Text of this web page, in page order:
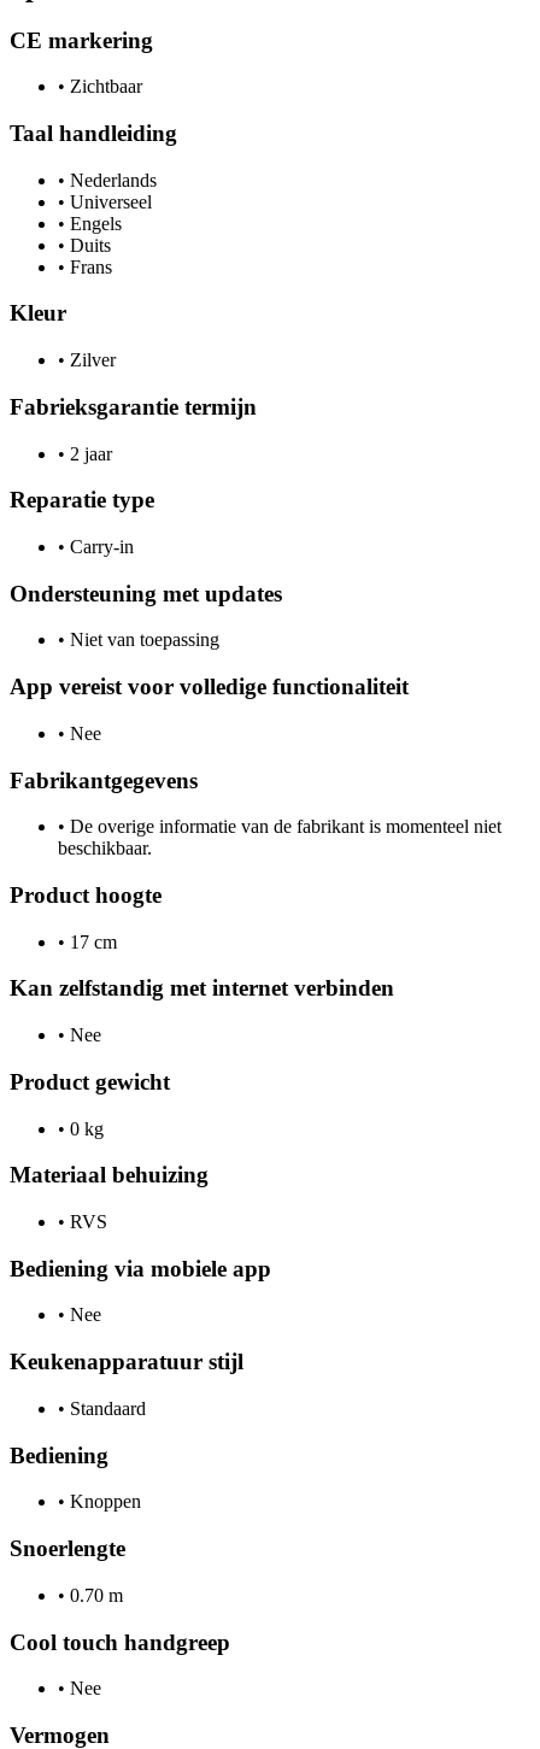
CE markering
• Zichtbaar
Taal handleiding
• Nederlands
• Universeel
• Engels
• Duits
• Frans
Kleur
• Zilver
Fabrieksgarantie termijn
• 2 jaar
Reparatie type
• Carry-in
Ondersteuning met updates
• Niet van toepassing
App vereist voor volledige functionaliteit
• Nee
Fabrikantgegevens
• De overige informatie van de fabrikant is momenteel niet
beschikbaar.
Product hoogte
• 17 cm
Kan zelfstandig met internet verbinden
• Nee
Product gewicht
• 0 kg
Materiaal behuizing
• RVS
Bediening via mobiele app
• Nee
Keukenapparatuur stijl
• Standaard
Bediening
• Knoppen
Snoerlengte
• 0.70 m
Cool touch handgreep
• Nee
Vermogen